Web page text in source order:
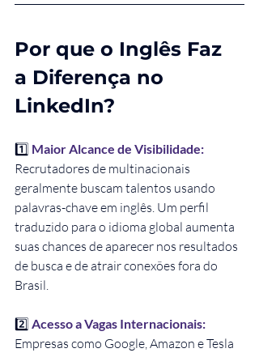
Por que o Inglês Faz
a Diferença no
LinkedIn?
1️⃣ Maior Alcance de Visibilidade:
Recrutadores de multinacionais
geralmente buscam talentos usando
palavras-chave em inglês. Um perfil
traduzido para o idioma global aumenta
suas chances de aparecer nos resultados
de busca e de atrair conexões fora do
Brasil.
2️⃣ Acesso a Vagas Internacionais:
Empresas como Google, Amazon e Tesla